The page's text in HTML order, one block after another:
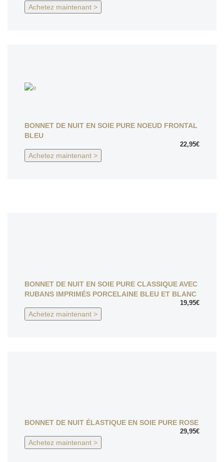
Achetez maintenant >
BONNET DE NUIT EN SOIE PURE NOEUD FRONTAL
BLEU
22,95€
Achetez maintenant >
BONNET DE NUIT EN SOIE PURE CLASSIQUE AVEC
RUBANS IMPRIMÉS PORCELAINE BLEU ET BLANC
19,95€
Achetez maintenant >
BONNET DE NUIT ÉLASTIQUE EN SOIE PURE ROSE
29,95€
Achetez maintenant >